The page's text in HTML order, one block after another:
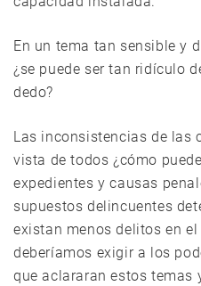
En un tema tan sensible y
¿se puede ser tan ridículo
dedo?
Las inconsistencias de las
vista de todos ¿cómo
expedientes y causas
supuestos delincuentes
existan menos delitos en
deberíamos exigir a los
que aclararan estos temas